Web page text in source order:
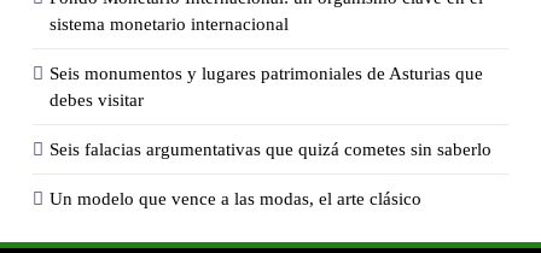
sistema monetario internacional
Seis monumentos y lugares patrimoniales de Asturias que
debes visitar
Seis falacias argumentativas que quizá cometes sin saberlo
Un modelo que vence a las modas, el arte clásico